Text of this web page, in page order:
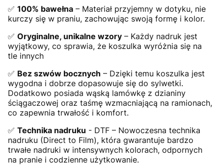
✅ 100% bawełna – Materiał przyjemny w dotyku, nie
kurczy się w praniu, zachowując swoją formę i kolor.
✅ Oryginalne, unikalne wzory – Każdy nadruk jest
wyjątkowy, co sprawia, że koszulka wyróżnia się na
tle innych
✅ Bez szwów bocznych – Dzięki temu koszulka jest
wygodna i dobrze dopasowuje się do sylwetki.
Dodatkowo posiada wąską lamówkę z dzianiny
ściągaczowej oraz taśmę wzmacniającą na ramionach,
co zapewnia trwałość i komfort.
✅ Technika nadruku - DTF – Nowoczesna technika
nadruku (Direct to Film), która gwarantuje bardzo
trwałe nadruki w intensywnych kolorach, odpornych
na pranie i codzienne użytkowanie.